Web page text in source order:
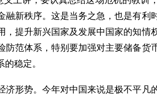
新秩序。这是当务之急，也是有利
提升新兴国家及发展中国家的知情
范体系，特别要加强对主要储备货
稳定。
势。今年对中国来说是极不平凡